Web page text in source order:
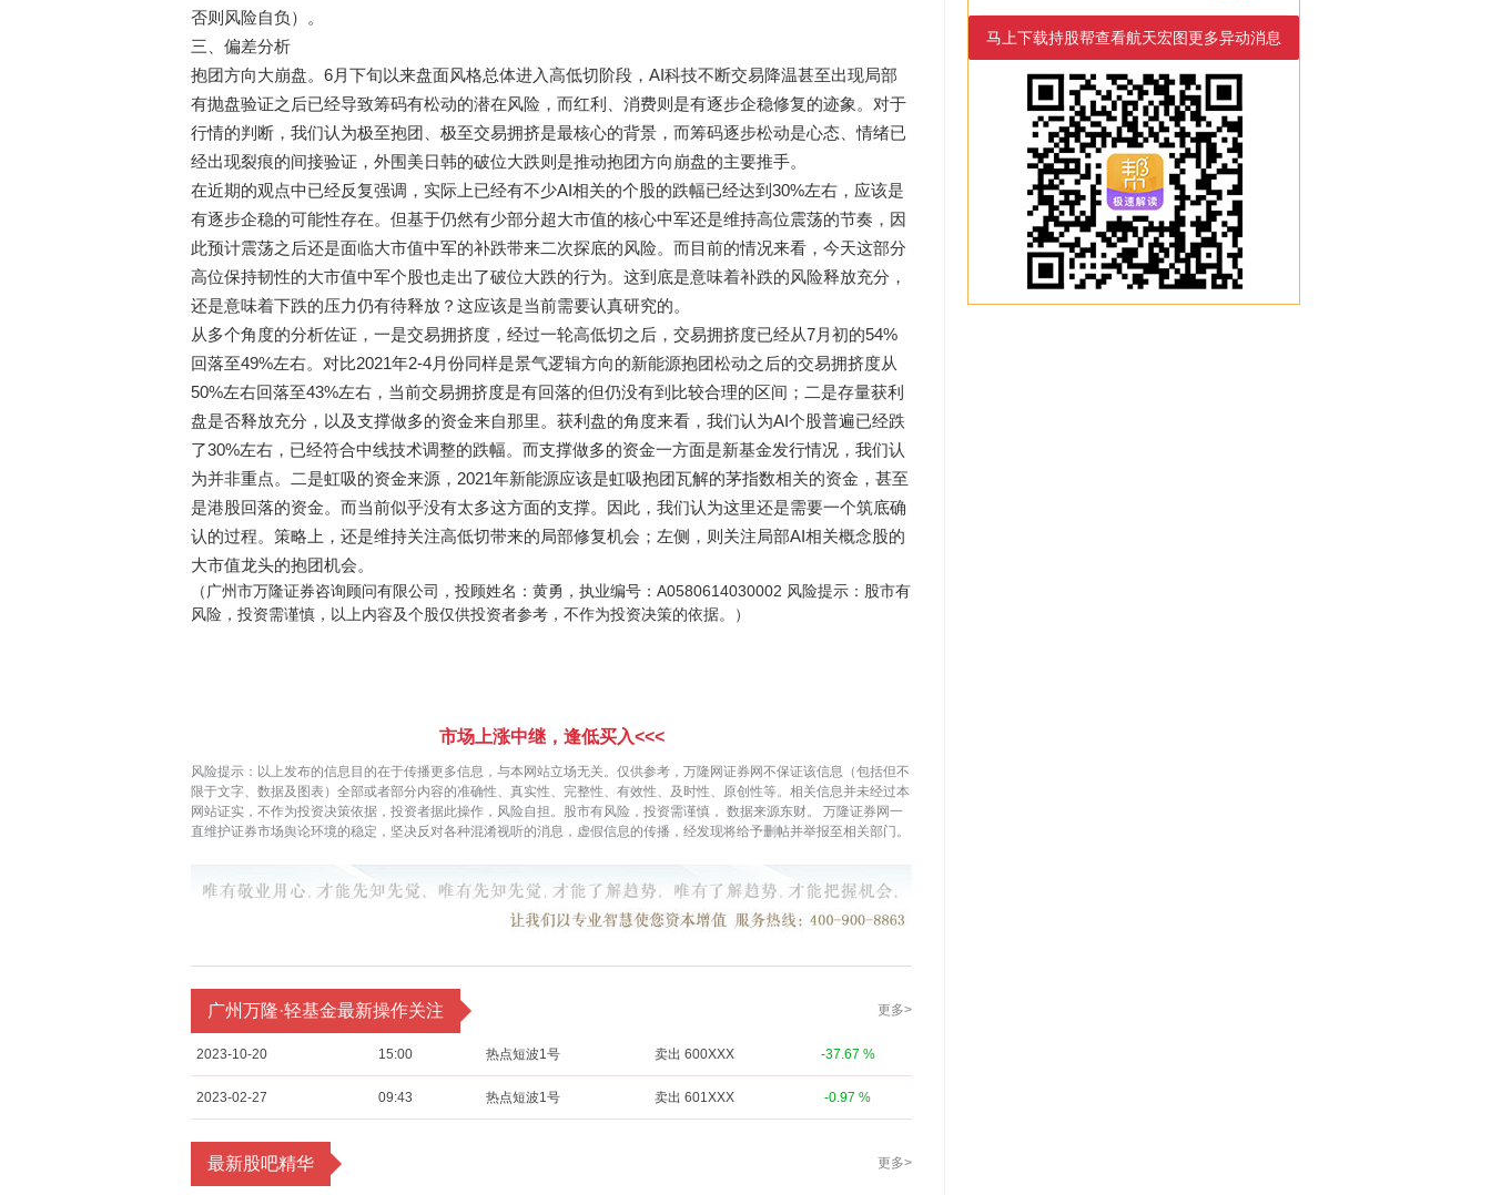
否则风险自负）。
三、偏差分析
抱团方向大崩盘。6月下旬以来盘面风格总体进入高低切阶段，AI科技不断交易降温甚至出现局部
有抛盘验证之后已经导致筹码有松动的潜在风险，而红利、消费则是有逐步企稳修复的迹象。对于
行情的判断，我们认为极至抱团、极至交易拥挤是最核心的背景，而筹码逐步松动是心态、情绪已
经出现裂痕的间接验证，外围美日韩的破位大跌则是推动抱团方向崩盘的主要推手。
在近期的观点中已经反复强调，实际上已经有不少AI相关的个股的跌幅已经达到30%左右，应该是
有逐步企稳的可能性存在。但基于仍然有少部分超大市值的核心中军还是维持高位震荡的节奏，因
此预计震荡之后还是面临大市值中军的补跌带来二次探底的风险。而目前的情况来看，今天这部分
高位保持韧性的大市值中军个股也走出了破位大跌的行为。这到底是意味着补跌的风险释放充分，
还是意味着下跌的压力仍有待释放？这应该是当前需要认真研究的。
从多个角度的分析佐证，一是交易拥挤度，经过一轮高低切之后，交易拥挤度已经从7月初的54%
回落至49%左右。对比2021年2-4月份同样是景气逻辑方向的新能源抱团松动之后的交易拥挤度从
50%左右回落至43%左右，当前交易拥挤度是有回落的但仍没有到比较合理的区间；二是存量获利
盘是否释放充分，以及支撑做多的资金来自那里。获利盘的角度来看，我们认为AI个股普遍已经跌
了30%左右，已经符合中线技术调整的跌幅。而支撑做多的资金一方面是新基金发行情况，我们认
为并非重点。二是虹吸的资金来源，2021年新能源应该是虹吸抱团瓦解的茅指数相关的资金，甚至
是港股回落的资金。而当前似乎没有太多这方面的支撑。因此，我们认为这里还是需要一个筑底确
认的过程。策略上，还是维持关注高低切带来的局部修复机会；左侧，则关注局部AI相关概念股的
大市值龙头的抱团机会。
（广州市万隆证券咨询顾问有限公司，投顾姓名：黄勇，执业编号：A0580614030002 风险提示：股市有
风险，投资需谨慎，以上内容及个股仅供投资者参考，不作为投资决策的依据。）
市场上涨中继，逢低买入<<<
风险提示：以上发布的信息目的在于传播更多信息，与本网站立场无关。仅供参考，万隆网证券网不保证该信息（包括但不
限于文字、数据及图表）全部或者部分内容的准确性、真实性、完整性、有效性、及时性、原创性等。相关信息并未经过本
网站证实，不作为投资决策依据，投资者据此操作，风险自担。股市有风险，投资需谨慎， 数据来源东财。
万隆证券网一
直维护证券市场舆论环境的稳定，坚决反对各种混淆视听的消息，虚假信息的传播，经发现将给予删帖并举报至相关部门。
更多>
广州万隆·轻基金最新操作关注
2023-10-20 15:00 热点短波1号 卖出 600XXX -37.67 %
2023-02-27 09:43 热点短波1号 卖出 601XXX -0.97 %
更多>
最新股吧精华
马上下载持股帮查看航天宏图更多异动消息